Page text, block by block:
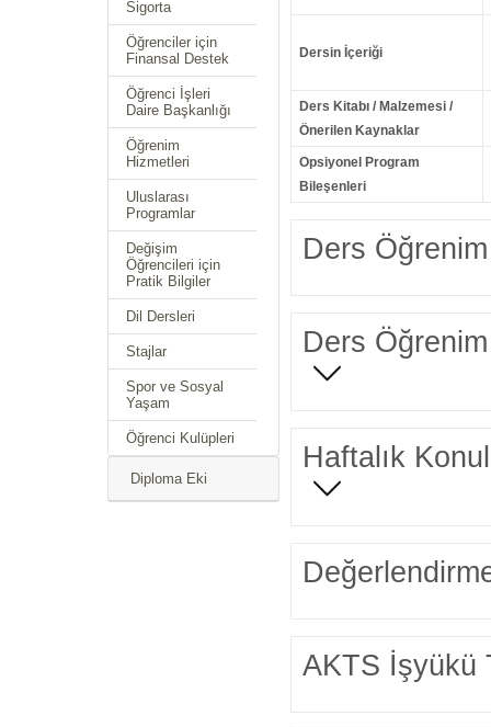
Sigorta
Öğrenciler için
Finansal Destek
Öğrenci İşleri
Daire Başkanlığı
Öğrenim
Hizmetleri
Uluslarası
Programlar
Değişim
Öğrencileri için
Pratik Bilgiler
Dil Dersleri
Stajlar
Spor ve Sosyal
Yaşam
Öğrenci Kulüpleri
Diploma Eki
Dersin İçeriği
Ders Kitabı / Malzemesi /
Önerilen Kaynaklar
Opsiyonel Program
Bileşenleri
Ders Öğrenim
Ders Öğrenim
Haftalık
AKTS İşyükü